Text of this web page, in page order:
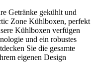
Getränke gekühlt und
Zone Kühlboxen, perfekt
Kühlboxen verfügen
und ein robustes
Sie die gesamte
eigenen Design